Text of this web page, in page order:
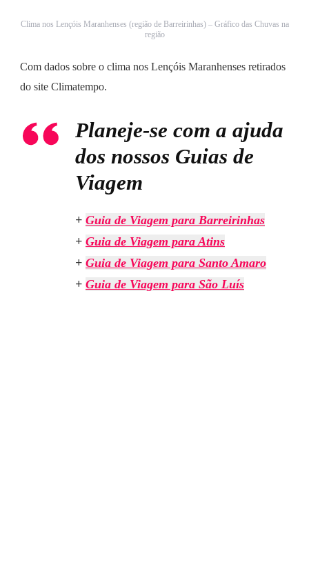
Clima nos Lençóis Maranhenses (região de Barreirinhas) – Gráfico das Chuvas na
região
Com dados sobre o clima nos Lençóis Maranhenses retirados
do site Climatempo.
Planeje-se com a ajuda
dos nossos Guias de
Viagem
+ Guia de Viagem para Barreirinhas
+ Guia de Viagem para Atins
+ Guia de Viagem para Santo Amaro
+ Guia de Viagem para São Luís